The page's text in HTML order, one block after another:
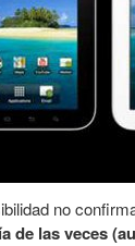
no
de las veces